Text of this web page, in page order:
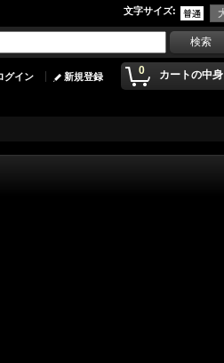
文字サイズ:
0 カートの中身
グイン 新規登録